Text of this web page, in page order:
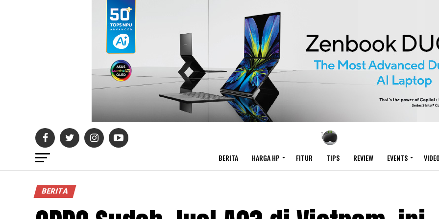
BERITA HARGA HP FITUR TIPS REVIEW EVENTS
BERITA